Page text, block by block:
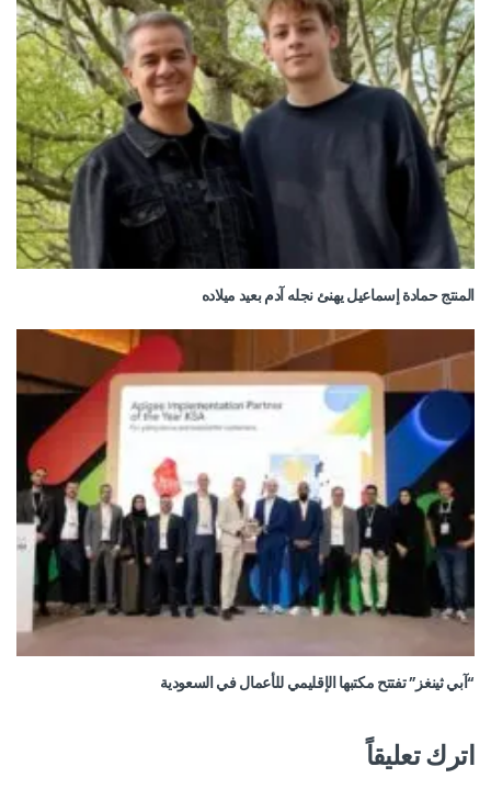
المنتج حمادة إسماعيل يهنئ نجله آدم بعيد ميلاده
“آبي ثينغز” تفتتح مكتبها الإقليمي للأعمال في السعودية
اترك تعليقاً